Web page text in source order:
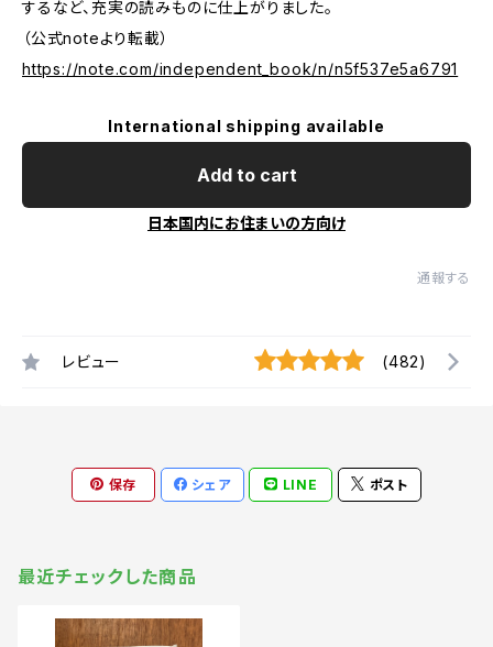
するなど、充実の読みものに仕上がりました。
（公式noteより転載）
https://note.com/independent_book/n/n5f537e5a6791
International shipping available
Add to cart
日本国内にお住まいの方向け
通報する
レビュー (482)
保存 シェア LINE ポスト
最近チェックした商品